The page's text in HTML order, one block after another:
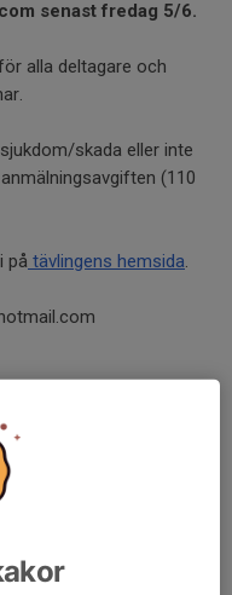
senast fredag 5/6.
alla deltagare och
skada eller inte
(110
på tävlingens hemsida.